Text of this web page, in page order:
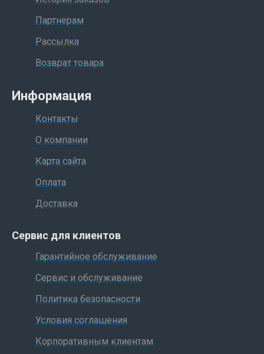
Партнерам
Рассылка
Возврат товара
Информация
Контакты
О компании
Карта сайта
Оплата
Доставка
Сервис для клиентов
Гарантийное обслуживание
Сервис и обслуживание
Политика безопасности
Условия соглашения
Корпоративным клиентам